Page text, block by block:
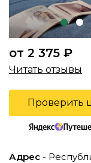
от 2 375 ₽
Читать отзывы
Проверить
Адрес -